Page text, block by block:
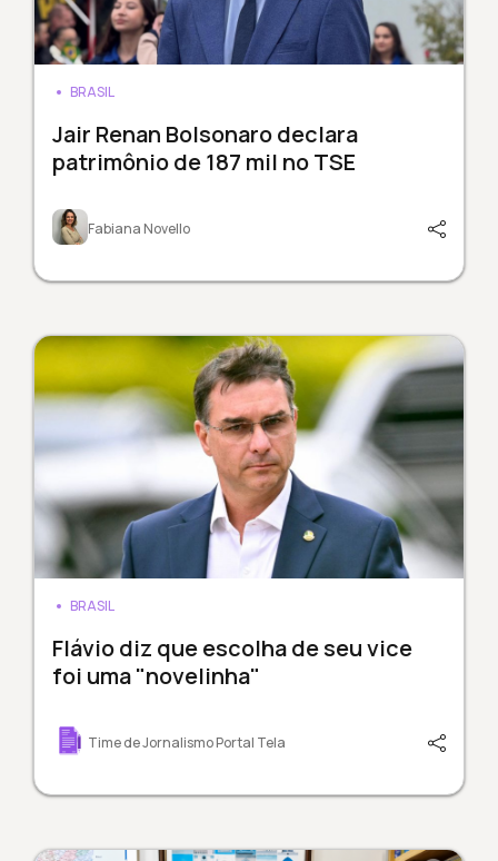
BRASIL
Jair Renan Bolsonaro declara
patrimônio de 187 mil no TSE
Fabiana Novello
BRASIL
Flávio diz que escolha de seu vice
foi uma "novelinha"
Time de Jornalismo Portal Tela